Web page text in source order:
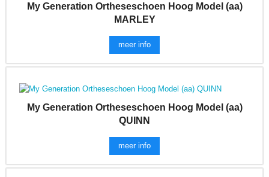
My Generation Ortheseschoen Hoog Model (aa)
MARLEY
meer info
My Generation Ortheseschoen Hoog Model (aa)
QUINN
meer info